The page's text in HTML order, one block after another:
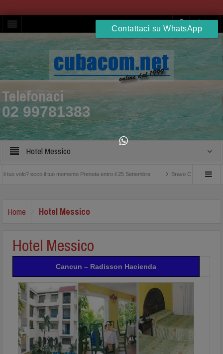
Telefonaci
02 99781383
Hotel Messico
il tuo momento Prenota entro il 25 Settembre Bravo Club Viva Miches
Home Hotel Messico
Hotel Messico
Cancun – Radisson Hacienda
Contattaci su WhatsApp